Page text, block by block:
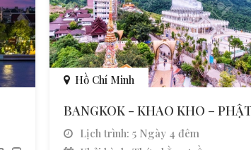
Hồ Chí Minh
BANGKOK - KHAO KHO –
Lịch trình: 5 Ngày 4 đêm